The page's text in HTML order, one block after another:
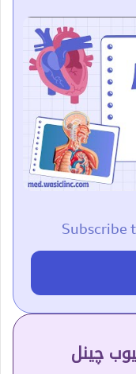
Subscribe
چینل